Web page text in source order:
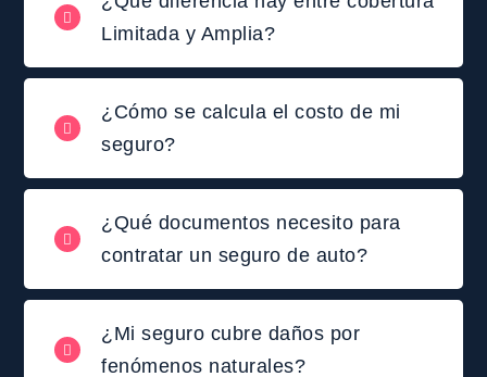
Limitada y Amplia?
¿Cómo se calcula el costo de mi
seguro?
¿Qué documentos necesito para
contratar un seguro de auto?
¿Mi seguro cubre daños por
fenómenos naturales?